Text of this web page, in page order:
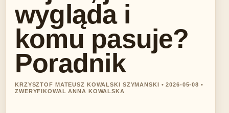
wygląda i
komu pasuje?
Poradnik
KRZYSZTOF MATEUSZ KOWALSKI SZYMANSKI • 2026-05-08 •
ZWERYFIKOWAL ANNA KOWALSKA